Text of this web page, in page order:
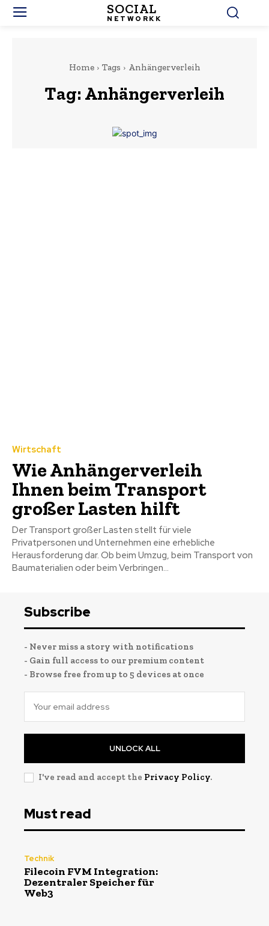
SOCIAL
NETWORKK
Home Tags Anhängerverleih
Tag: Anhängerverleih
Wirtschaft
Wie Anhängerverleih
Ihnen beim Transport
großer Lasten hilft
Der Transport großer Lasten stellt für viele
Privatpersonen und Unternehmen eine erhebliche
Herausforderung dar. Ob beim Umzug, beim Transport von
Baumaterialien oder beim Verbringen...
Subscribe
- Never miss a story with notifications
- Gain full access to our premium content
- Browse free from up to 5 devices at once
UNLOCK ALL
I've read and accept the Privacy Policy.
Must read
Technik
Filecoin FVM Integration:
Dezentraler Speicher für
Web3